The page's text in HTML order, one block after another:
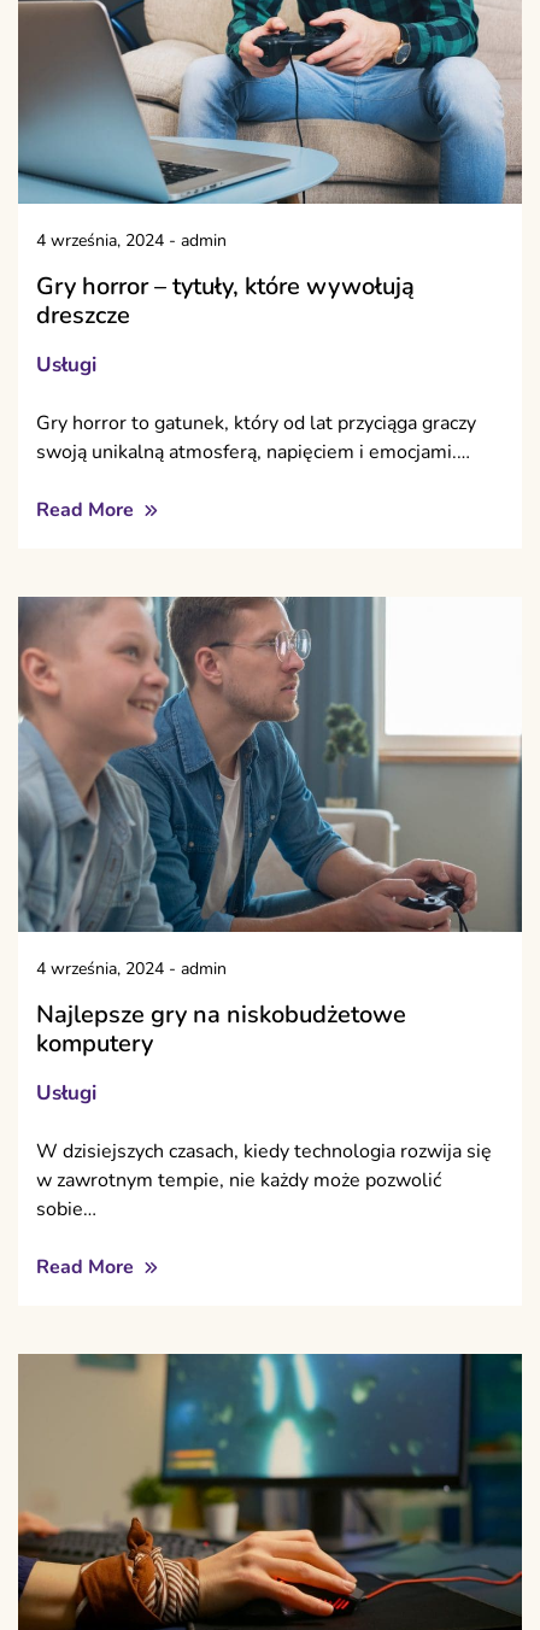
4 września, 2024 - admin
Gry horror – tytuły, które wywołują
dreszcze
Usługi
Gry horror to gatunek, który od lat przyciąga graczy
swoją unikalną atmosferą, napięciem i emocjami.…
Read More
4 września, 2024 - admin
Najlepsze gry na niskobudżetowe
komputery
Usługi
W dzisiejszych czasach, kiedy technologia rozwija się
w zawrotnym tempie, nie każdy może pozwolić
sobie…
Read More